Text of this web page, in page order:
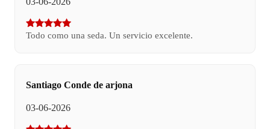
Todo como una seda. Un servicio excelente.
Santiago Conde de arjona
03-06-2026